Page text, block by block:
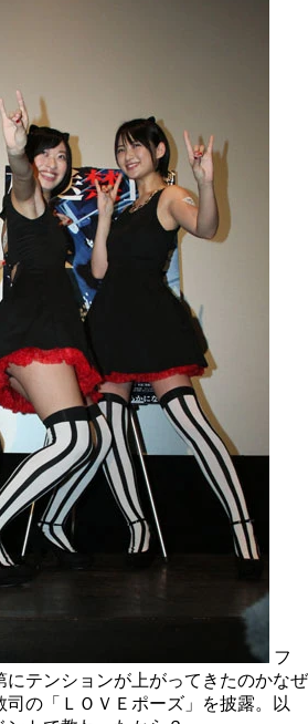
フ
にテンションが上がってきたのかなぜ
の「ＬＯＶＥポーズ」を披露。以